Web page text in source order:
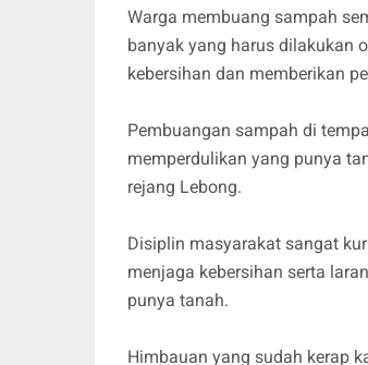
Warga membuang sampah
banyak yang harus dilakukan
kebersihan dan memberikan
Pembuangan sampah di
memperdulikan yang punya
rejang Lebong.
Disiplin masyarakat sangat
menjaga kebersihan serta
punya tanah.
Himbauan yang sudah kerap